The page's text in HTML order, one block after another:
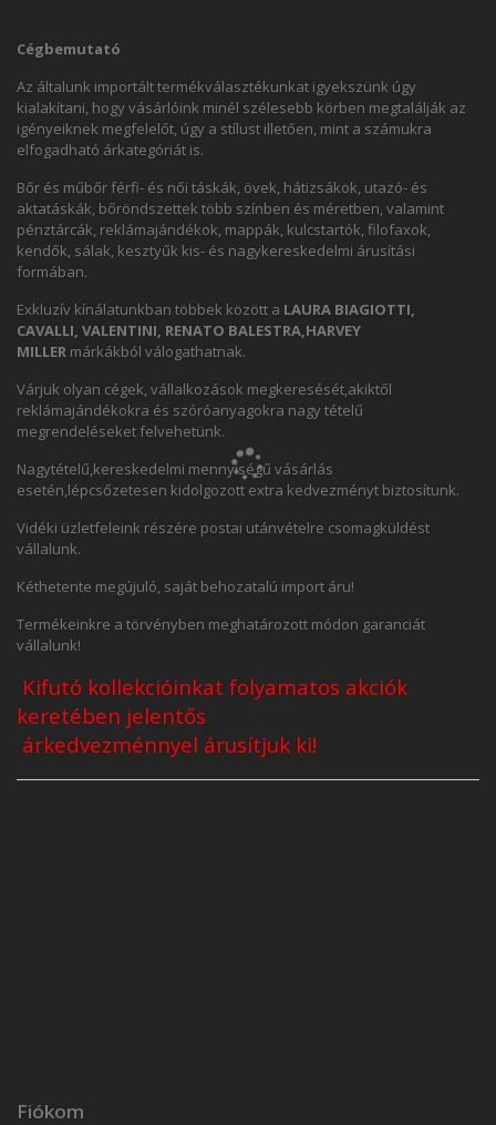
Cégbemutató
Az általunk importált termékválasztékunkat igyekszünk úgy
kialakítani, hogy vásárlóink minél szélesebb körben megtalálják az
igényeiknek megfelelőt, úgy a stílust illetően, mint a számukra
elfogadható árkategóriát is.
Bőr és műbőr férfi- és női táskák, övek, hátizsákok, utazó- és
aktatáskák, bőröndszettek több színben és méretben, valamint
pénztárcák, reklámajándékok, mappák, kulcstartók, filofaxok,
kendők, sálak, kesztyűk kis- és nagykereskedelmi árusítási
formában.
Exkluzív kínálatunkban többek között a LAURA BIAGIOTTI,
CAVALLI, VALENTINI, RENATO BALESTRA,HARVEY
MILLER márkákból válogathatnak.
Várjuk olyan cégek, vállalkozások megkeresését,akiktől
reklámajándékokra és szóróanyagokra nagy tételű
megrendeléseket felvehetünk.
Nagytételű,kereskedelmi mennyiségű vásárlás
esetén,lépcsőzetesen kidolgozott extra kedvezményt biztosítunk.
Vidéki üzletfeleink részére postai utánvételre csomagküldést
vállalunk.
Kéthetente megújuló, saját behozatalú import áru!
Termékeinkre a törvényben meghatározott módon garanciát
vállalunk!
Kifutó kollekcióinkat folyamatos akciók
keretében jelentős
árkedvezménnyel árusítjuk ki!
Fiókom